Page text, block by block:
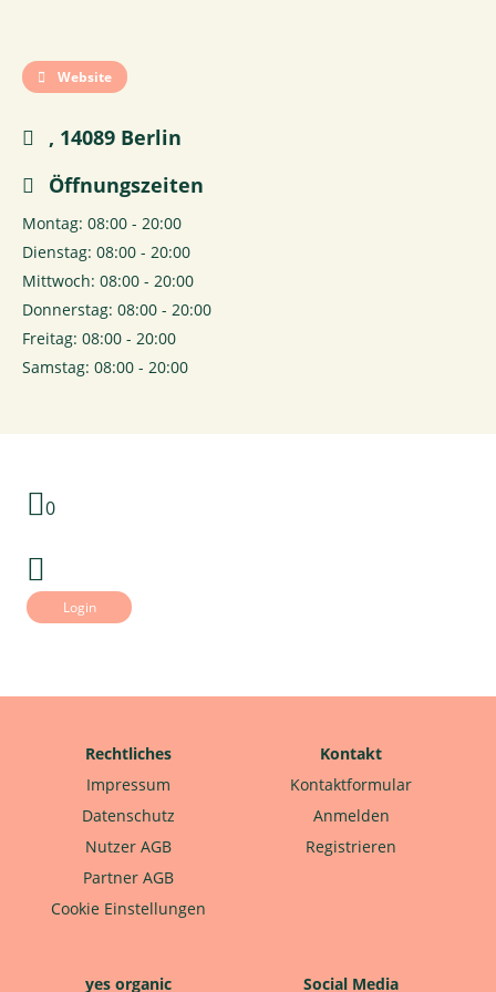
Website
, 14089 Berlin
Öffnungszeiten
Montag: 08:00 - 20:00
Dienstag: 08:00 - 20:00
Mittwoch: 08:00 - 20:00
Donnerstag: 08:00 - 20:00
Freitag: 08:00 - 20:00
Samstag: 08:00 - 20:00
0
Login
Rechtliches
Impressum
Datenschutz
Nutzer AGB
Partner AGB
Cookie Einstellungen
Kontakt
Kontaktformular
Anmelden
Registrieren
yes organic Social Media